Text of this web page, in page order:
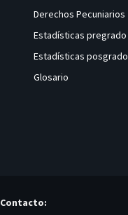
Derechos Pecuniarios
Estadísticas pregrado
Estadísticas posgrado
Glosario
Contacto: